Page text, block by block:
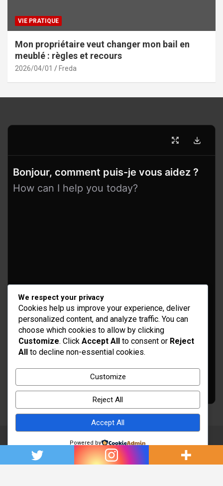
VIE PRATIQUE
Mon propriétaire veut changer mon bail en
meublé : règles et recours
2026/04/01 Freda
Bonjour, comment puis-je vous aidez ?
How can I help you today?
Conseil bricolage et jardinage
Choix d'outillage et de matériaux
Copyright © 2026Rénovation et Décoration
Thème par :Theme Horse
We respect your privacy
Cookies help us improve your experience, deliver
personalized content, and analyze traffic. You can
choose which cookies to allow by clicking
Customize. Click Accept All to consent or Reject
All to decline non-essential cookies.
Customize
Reject All
Accept All
Powered by